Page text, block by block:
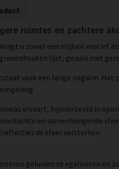
ruimtes en zachtere
u zowel een stijlvol motief
lijst, gevuld met
vaak een lange nagalm. Het
ervaart, bijvoorbeeld in
en samenhangende
de sfeer versterken.
geluiden te egaliseren en